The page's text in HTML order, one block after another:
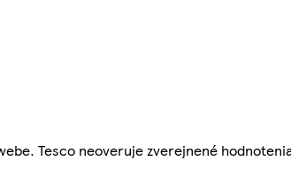
Tesco neoveruje zverejnené